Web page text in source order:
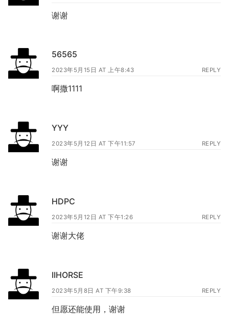
谢谢
56565
2023年5月15日 AT 上午8:43 REPLY
啊撒1111
YYY
2023年5月12日 AT 下午11:57 REPLY
谢谢
HDPC
2023年5月12日 AT 下午1:26 REPLY
谢谢大佬
IIHORSE
2023年5月8日 AT 下午9:38 REPLY
但愿还能使用，谢谢